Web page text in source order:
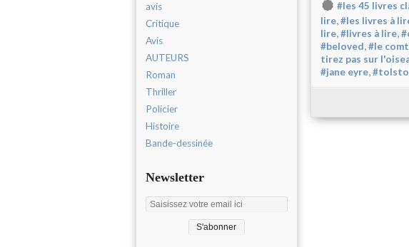
avis
Critique
Avis
AUTEURS
Roman
Thriller
Policier
Histoire
Bande-dessinée
Newsletter
#les 45 livres
lire,#les livres à
lire,#livres à lire,
#beloved,#le
tirez pas sur
#jane eyre,